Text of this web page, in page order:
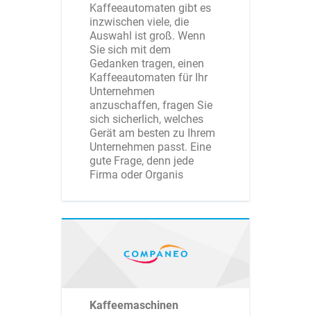
Kaffeeautomaten gibt es
inzwischen viele, die
Auswahl ist groß. Wenn
Sie sich mit dem
Gedanken tragen, einen
Kaffeeautomaten für Ihr
Unternehmen
anzuschaffen, fragen Sie
sich sicherlich, welches
Gerät am besten zu Ihrem
Unternehmen passt. Eine
gute Frage, denn jede
Firma oder Organis
Kaffeemaschinen